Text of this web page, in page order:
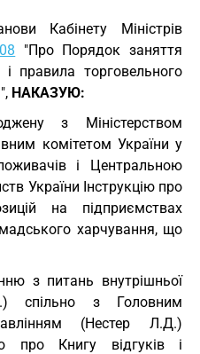
Кабінету Міністрів
"Про Порядок заняття
правила торговельного
НАКАЗУЮ:
з Міністерством
комітетом України у
і Центральною
України Інструкцію про
на підприємствах
харчування, що
з питань внутрішньої
спільно з Головним
(Нестер Л.Д.)
про Книгу відгуків і